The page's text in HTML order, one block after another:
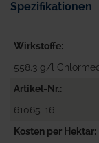
Spezifikationen
Wirkstoffe
558.3 g/l
Artikel-Nr.
61065-16
Kosten per Hektar